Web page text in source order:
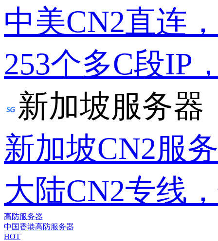
中美CN2直连
253个多C段IP
新加坡服务器
新加坡CN2服
大陆CN2专线
高防服务器
中国香港高防服务器
HOT